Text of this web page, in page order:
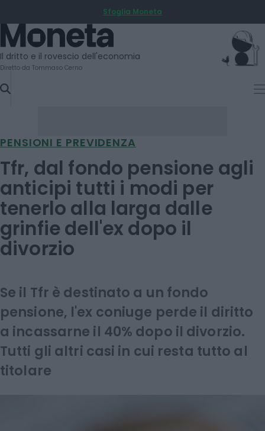
TO
CONTENT
Sfoglia Moneta
Moneta
Il dritto e il rovescio dell'economia
Diretto da Tommaso Cerno
PENSIONI E PREVIDENZA
Tfr, dal fondo pensione agli
anticipi tutti i modi per
tenerlo alla larga dalle
grinfie dell'ex dopo il
divorzio
Se il Tfr è destinato a un fondo
pensione, l'ex coniuge perde il diritto
a incassarne il 40% dopo il divorzio.
Tutti gli altri casi in cui resta tutto al
titolare